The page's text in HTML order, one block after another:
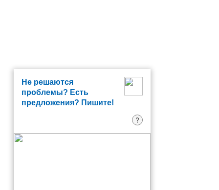
Не решаются
проблемы? Есть
предложения? Пишите!
?